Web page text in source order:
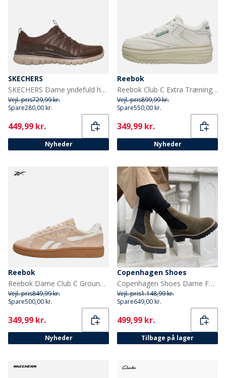
SKECHERS
SKECHERS Dame yndefuld hyggelig krammesneakers Brun
Vejl. pris729,99 kr.
Spare280,00 kr.
Current
449,99 kr.
Nyheder
Reebok
Reebok Club C Extra Træningssko Chalk/Chalk/Glen Green
Vejl. pris899,99 kr.
Spare550,00 kr.
Current
349,99 kr.
Nyheder
Reebok
Reebok Dame Club C Grounds UK Træningssko Washed Clay/Chalk/Gum
Vejl. pris849,99 kr.
Spare500,00 kr.
Current
349,99 kr.
Nyheder
Copenhagen Shoes
Copenhagen Shoes Dame Fall 21 Suede Mode støvler kakigrøn
Vejl. pris1.148,99 kr.
Spare649,00 kr.
Current
499,99 kr.
Tilbage på lager